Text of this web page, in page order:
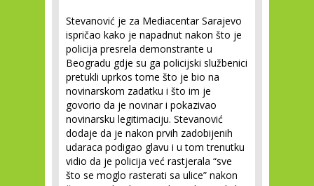
Stevanović je za Mediacentar Sarajevo
ispričao kako je napadnut nakon što je
policija presrela demonstrante u
Beogradu gdje su ga policijski službenici
pretukli uprkos tome što je bio na
novinarskom zadatku i što im je
govorio da je novinar i pokazivao
novinarsku legitimaciju. Stevanović
dodaje da je nakon prvih zadobijenih
udaraca podigao glavu i u tom trenutku
vidio da je policija već rastjerala “sve
što se moglo rasterati sa ulice” nakon